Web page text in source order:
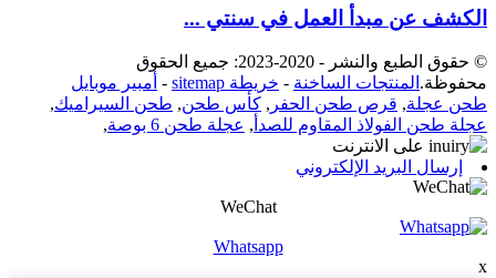
الكشف عن مبدأ العمل في سنتي ...
© حقوق الطبع والنشر - 2020-2023: جميع الحقوق
محفوظة. المنتجات الساخنة - خريطة sitemap - أمبير موبايل
طحن عجلة, قرص طحن الحفر , كأس طحن, طحن السيراميك,
عجلة طحن الفولاذ المقاوم للصدأ , عجلة طحن 6 بوصة ,
إرسال البريد الإلكتروني
WeChat
Whatsapp
x